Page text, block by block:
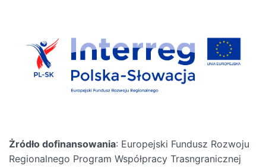
Żródło dofinansowania: Europejski Fundusz Rozwoju
Regionalnego Program Współpracy Trasngranicznej